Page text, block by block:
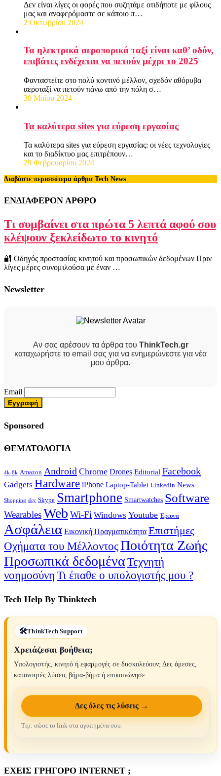
Δεν είναι λίγες οι φορές που συζητάμε οτιδήποτε με φίλους
μας και αναφερόμαστε σε κάποιο π…
2 Οκτωβρίου 2024
Τα ηλεκτρικά αεροπορικά ταξί είναι καθ’ οδόν,
επιβάτες ενδέχεται να πετούν μέχρι το 2025
Φανταστείτε στο πολύ κοντινό μέλλον, σχεδόν αθόρυβα
αεροταξί να πετούν πάνω από την πόλη σ…
30 Μαΐου 2024
Τα καλύτερα sites για εύρεση εργασίας
Τα καλύτερα sites για εύρεση εργασίας: οι νέες τεχνολογίες
και το διαδίκτυο μας επιτρέπουν…
29 Φεβρουαρίου 2024
Διαβάστε περισσότερα άρθρα Tech News
ΕΝΔΙΑΦΕΡΟΝ ΑΡΘΡΟ
Τι συμβαίνει στα πρώτα 5 λεπτά αφού σου
κλέψουν ξεκλείδωτο το κινητό
🔐 Οδηγός προστασίας κινητού και προσωπικών δεδομένων Πριν
λίγες μέρες συνομιλούσα με έναν …
Newsletter
Αν σας αρέσουν τα άρθρα του ThinkTech.gr
καταχωρήστε το email σας για να ενημερώνεστε για νέα
μου άρθρα.
Email
Sponsored
ΘΕΜΑΤΟΛΟΓΙΑ
4k-8k Amazon Android Chrome Drones Editorial Facebook
Gadgets Hardware iPhone Laptop-Tablet Linkedin News
Shopping sky Skype Smartphone Smartwatches Software
WearablesWeb Wi-Fi Windows Youtube Έρευνα
Ασφάλεια Εικονική Πραγματικότητα Επιστήμες
Οχήματα του ΜέλλοντοςΠοιότητα Ζωής
Προσωπικά δεδομένα Τεχνητή
νοημοσύνη Τι έπαθε ο υπολογιστής μου ?
Tech Help By Thinktech
ThinkTech Support
Χρειάζεσαι βοήθεια;
Υπολογιστής, κινητό ή εφαρμογές σε δυσκολεύουν; Δες άμεσες,
κατανοητές λύσεις βήμα-βήμα ή επικοινώνησε.
Δες όλες τις λύσεις →
Tip: σώσε το link στα αγαπημένα σου.
ΕΧΕΙΣ ΓΡΗΓΟΡΟ INTERNET ;